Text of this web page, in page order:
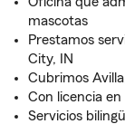
mascotas
Prestamos
City, IN
Cubrimos
Con licencia
Servicios